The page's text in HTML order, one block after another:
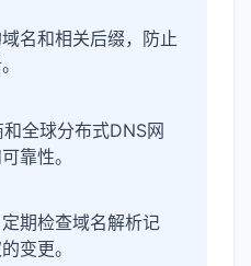
名和相关后缀，防止
全球分布式DNS网
靠性。
期检查域名解析记
变更。